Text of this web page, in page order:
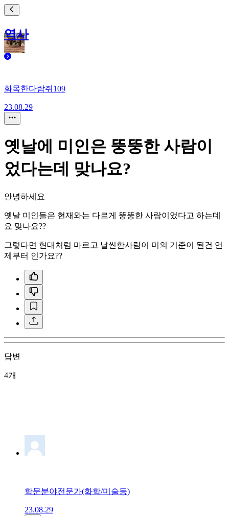
역사
화목한다람쥐109
23.08.29
옛날에 미인은 뚱뚱한 사람이
었다는데 맞나요?
안녕하세요
옛날 미인들은 현재와는 다르게 뚱뚱한 사람이었다고 하는데
요 맞나요??
그렇다면 현대처럼 마르고 날씬한사람이 미의 기준이 된건 언
제부터 인가요??
답변
4개
학문분야전문가(화학/미술등)
23.08.29